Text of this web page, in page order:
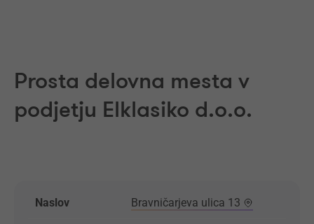
Prosta delovna mesta v
podjetju Elklasiko d.o.o.
Naslov Bravničarjeva ulica 13